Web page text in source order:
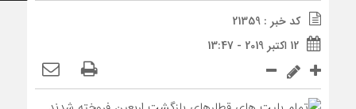
کد خبر : 21359
12 اکتبر 2019 - 13:47